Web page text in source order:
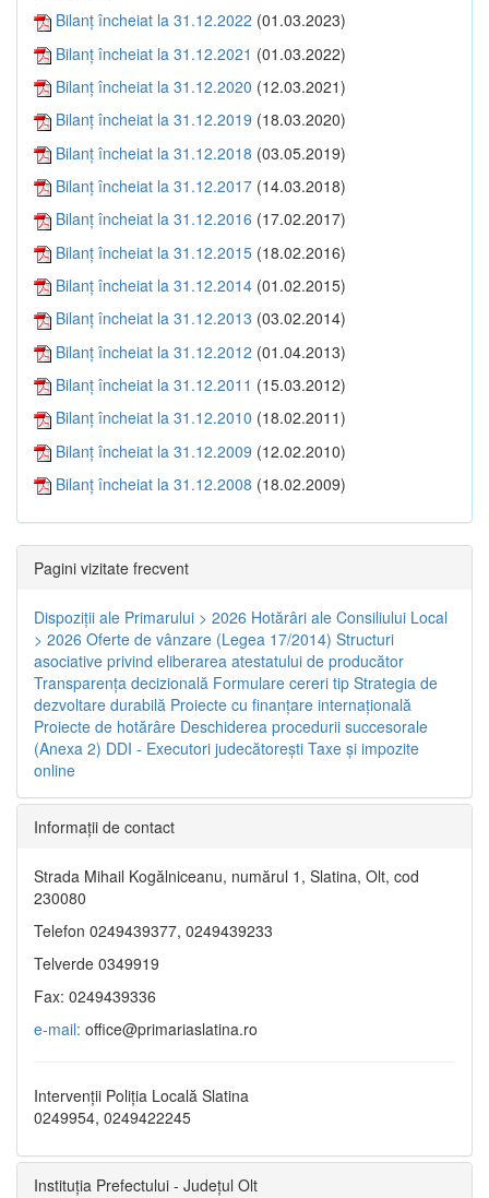
Bilanţ încheiat la 31.12.2022 (01.03.2023)
Bilanţ încheiat la 31.12.2021 (01.03.2022)
Bilanţ încheiat la 31.12.2020 (12.03.2021)
Bilanţ încheiat la 31.12.2019 (18.03.2020)
Bilanţ încheiat la 31.12.2018 (03.05.2019)
Bilanţ încheiat la 31.12.2017 (14.03.2018)
Bilanţ încheiat la 31.12.2016 (17.02.2017)
Bilanţ încheiat la 31.12.2015 (18.02.2016)
Bilanţ încheiat la 31.12.2014 (01.02.2015)
Bilanţ încheiat la 31.12.2013 (03.02.2014)
Bilanţ încheiat la 31.12.2012 (01.04.2013)
Bilanţ încheiat la 31.12.2011 (15.03.2012)
Bilanţ încheiat la 31.12.2010 (18.02.2011)
Bilanţ încheiat la 31.12.2009 (12.02.2010)
Bilanţ încheiat la 31.12.2008 (18.02.2009)
Pagini vizitate frecvent
Dispoziţii ale Primarului > 2026 Hotărâri ale Consiliului Local
> 2026 Oferte de vânzare (Legea 17/2014) Structuri
asociative privind eliberarea atestatului de producător
Transparenţa decizională Formulare cereri tip Strategia de
dezvoltare durabilă Proiecte cu finanţare internaţională
Proiecte de hotărâre Deschiderea procedurii succesorale
(Anexa 2) DDI - Executori judecătorești Taxe şi impozite
online
Informaţii de contact
Strada Mihail Kogălniceanu, numărul 1, Slatina, Olt, cod
230080
Telefon 0249439377, 0249439233
Telverde 0349919
Fax: 0249439336
e-mail: office@primariaslatina.ro
Intervenții Poliția Locală Slatina
0249954, 0249422245
Instituția Prefectului - Județul Olt